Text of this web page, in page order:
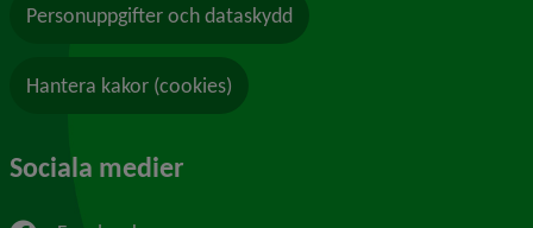
Personuppgifter och dataskydd
Hantera kakor (cookies)
Sociala medier